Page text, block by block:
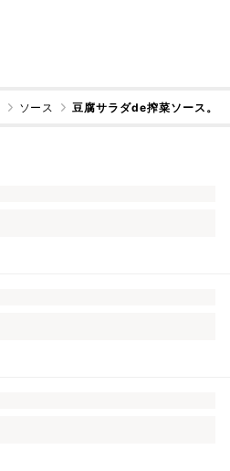
ソース 豆腐サラダde搾菜ソース。